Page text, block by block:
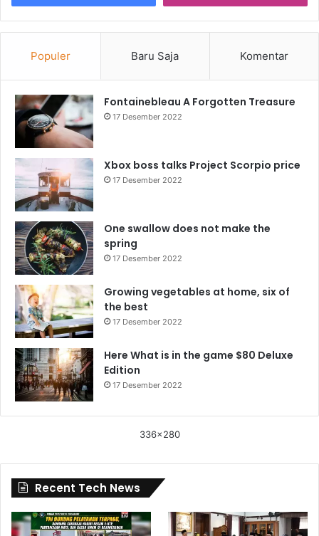
Populer Baru Saja Komentar
Fontainebleau A Forgotten Treasure
17 Desember 2022
Xbox boss talks Project Scorpio price
17 Desember 2022
One swallow does not make the
spring
17 Desember 2022
Growing vegetables at home, six of
the best
17 Desember 2022
Here What is in the game $80 Deluxe
Edition
17 Desember 2022
336x280
Recent Tech News